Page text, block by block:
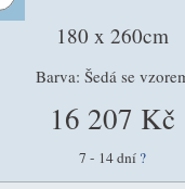
180 x 260cm
Barva: Šedá se
16 207 Kč
7 - 14 dní ?